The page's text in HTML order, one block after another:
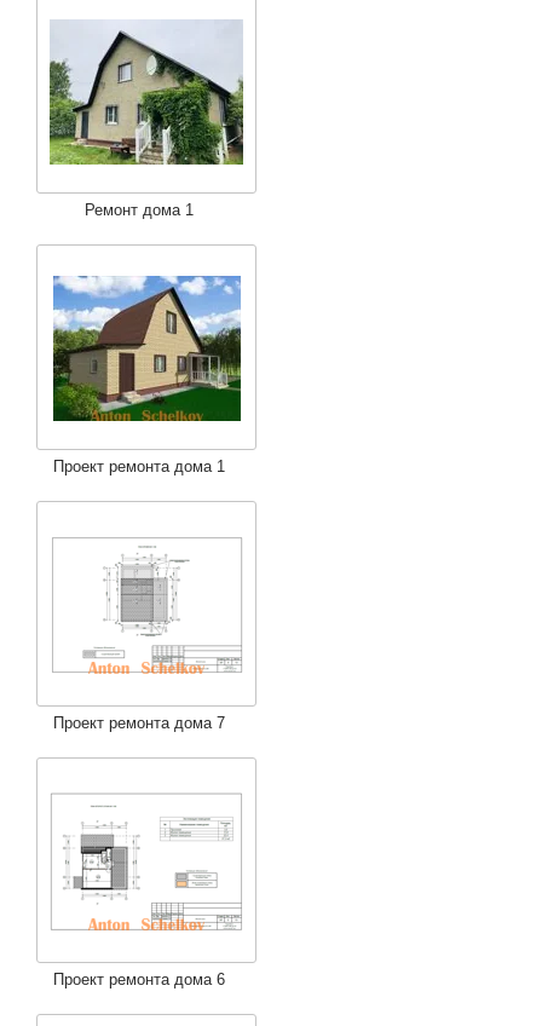
Ремонт дома 1
Проект ремонта дома 1
Проект ремонта дома 7
Проект ремонта дома 6